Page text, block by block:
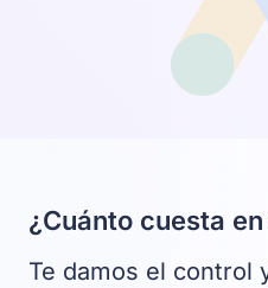
¿Cuánto cuesta
Te damos el control